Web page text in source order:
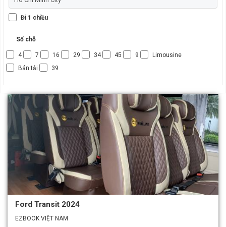
Đi 1 chiều
Số chỗ
4 7 16 29 34 45 9
Limousine
Bán tải
39
Ford Transit 2024
EZBOOK VIỆT NAM